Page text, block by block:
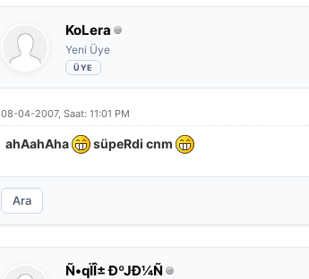
KoLera
Yeni Üye
08-04-2007, Saat: 11:01 PM
ahAahAha süpeRdi cnm
Ara
Ñ•qÏÎ± ÐºJÐ¼Ñ